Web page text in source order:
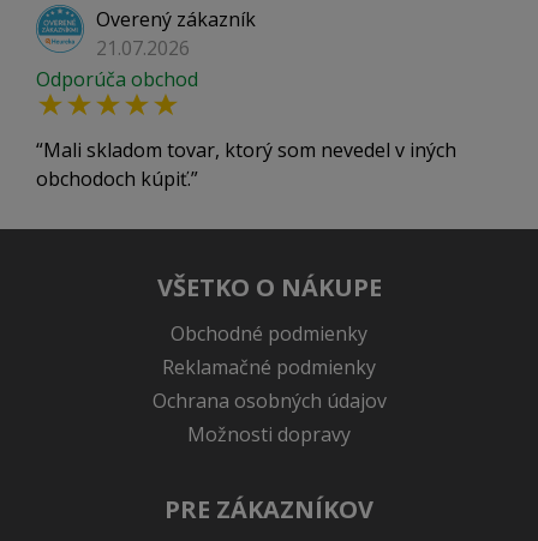
Overený zákazník
21.07.2026
Odporúča obchod
Mali skladom tovar, ktorý som nevedel v iných
obchodoch kúpiť.
VŠETKO O NÁKUPE
Obchodné podmienky
Reklamačné podmienky
Ochrana osobných údajov
Možnosti dopravy
PRE ZÁKAZNÍKOV